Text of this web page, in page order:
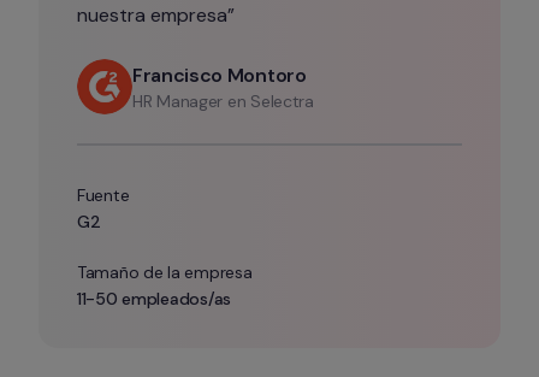
nuestra empresa”
Francisco Montoro
HR Manager en Selectra
Fuente
G2
Tamaño de la empresa
11-50 empleados/as